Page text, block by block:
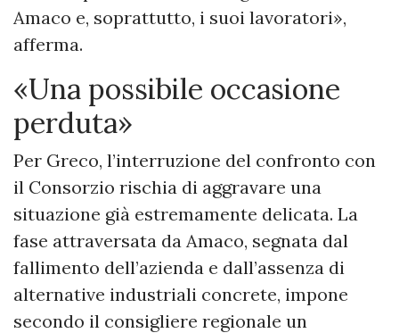
Amaco e, soprattutto, i suoi lavoratori»,
afferma.
«Una possibile occasione
perduta»
Per Greco, l’interruzione del confronto con
il Consorzio rischia di aggravare una
situazione già estremamente delicata. La
fase attraversata da Amaco, segnata dal
fallimento dell’azienda e dall’assenza di
alternative industriali concrete, impone
secondo il consigliere regionale un